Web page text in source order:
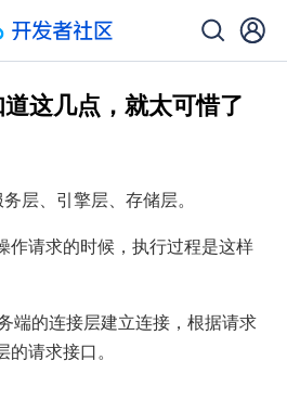
这几点，就太可惜了
层、引擎层、存储层。
作请求的时候，执行过程是这样
端的连接层建立连接，根据请求
请求接口。